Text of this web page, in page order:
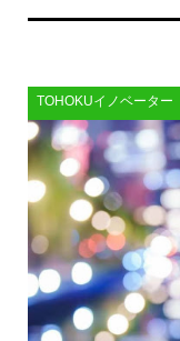
TOHOKUイノベーター